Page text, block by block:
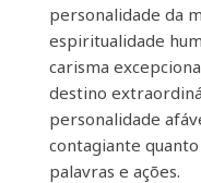
personalidade da
espiritualidade
carisma
destino
personalidade
contagiante
palavras e ações.